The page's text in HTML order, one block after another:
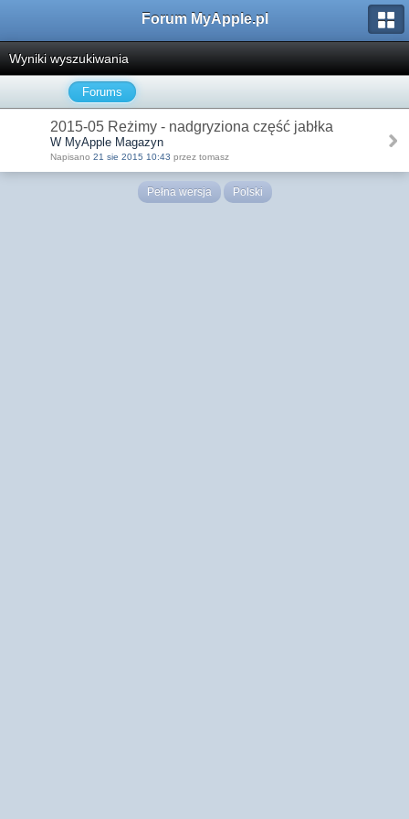
Forum MyApple.pl
Wyniki wyszukiwania
Forums
2015-05 Reżimy - nadgryziona część jabłka
W MyApple Magazyn
Napisano 21 sie 2015 10:43 przez tomasz
Pełna wersja Polski